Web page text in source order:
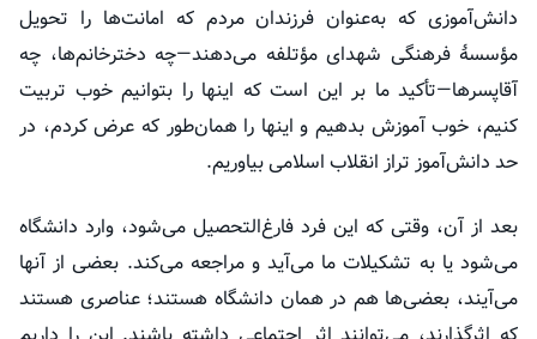
دانش‌آموزی که به‌عنوان فرزندان مردم که امانت‌ها را تحویل
مؤسسهٔ فرهنگی شهدایمؤتلفه می‌دهند—چه دخترخانم‌ها، چه
آقاپسرها—تأکید ما بر این است که اینها را بتوانیم خوب تربیت
کنیم، خوب آموزش بدهیم و اینها را همان‌طور که عرض کردم، در
حد دانش‌آموز تراز انقلاب اسلامی بیاوریم.
بعد از آن، وقتی که این فرد فارغ‌التحصیل می‌شود، وارد دانشگاه
می‌شود یا به تشکیلات ما می‌آید و مراجعه می‌کند. بعضی از آنها
می‌آیند، بعضی‌ها هم در همان دانشگاه هستند؛ عناصری هستند